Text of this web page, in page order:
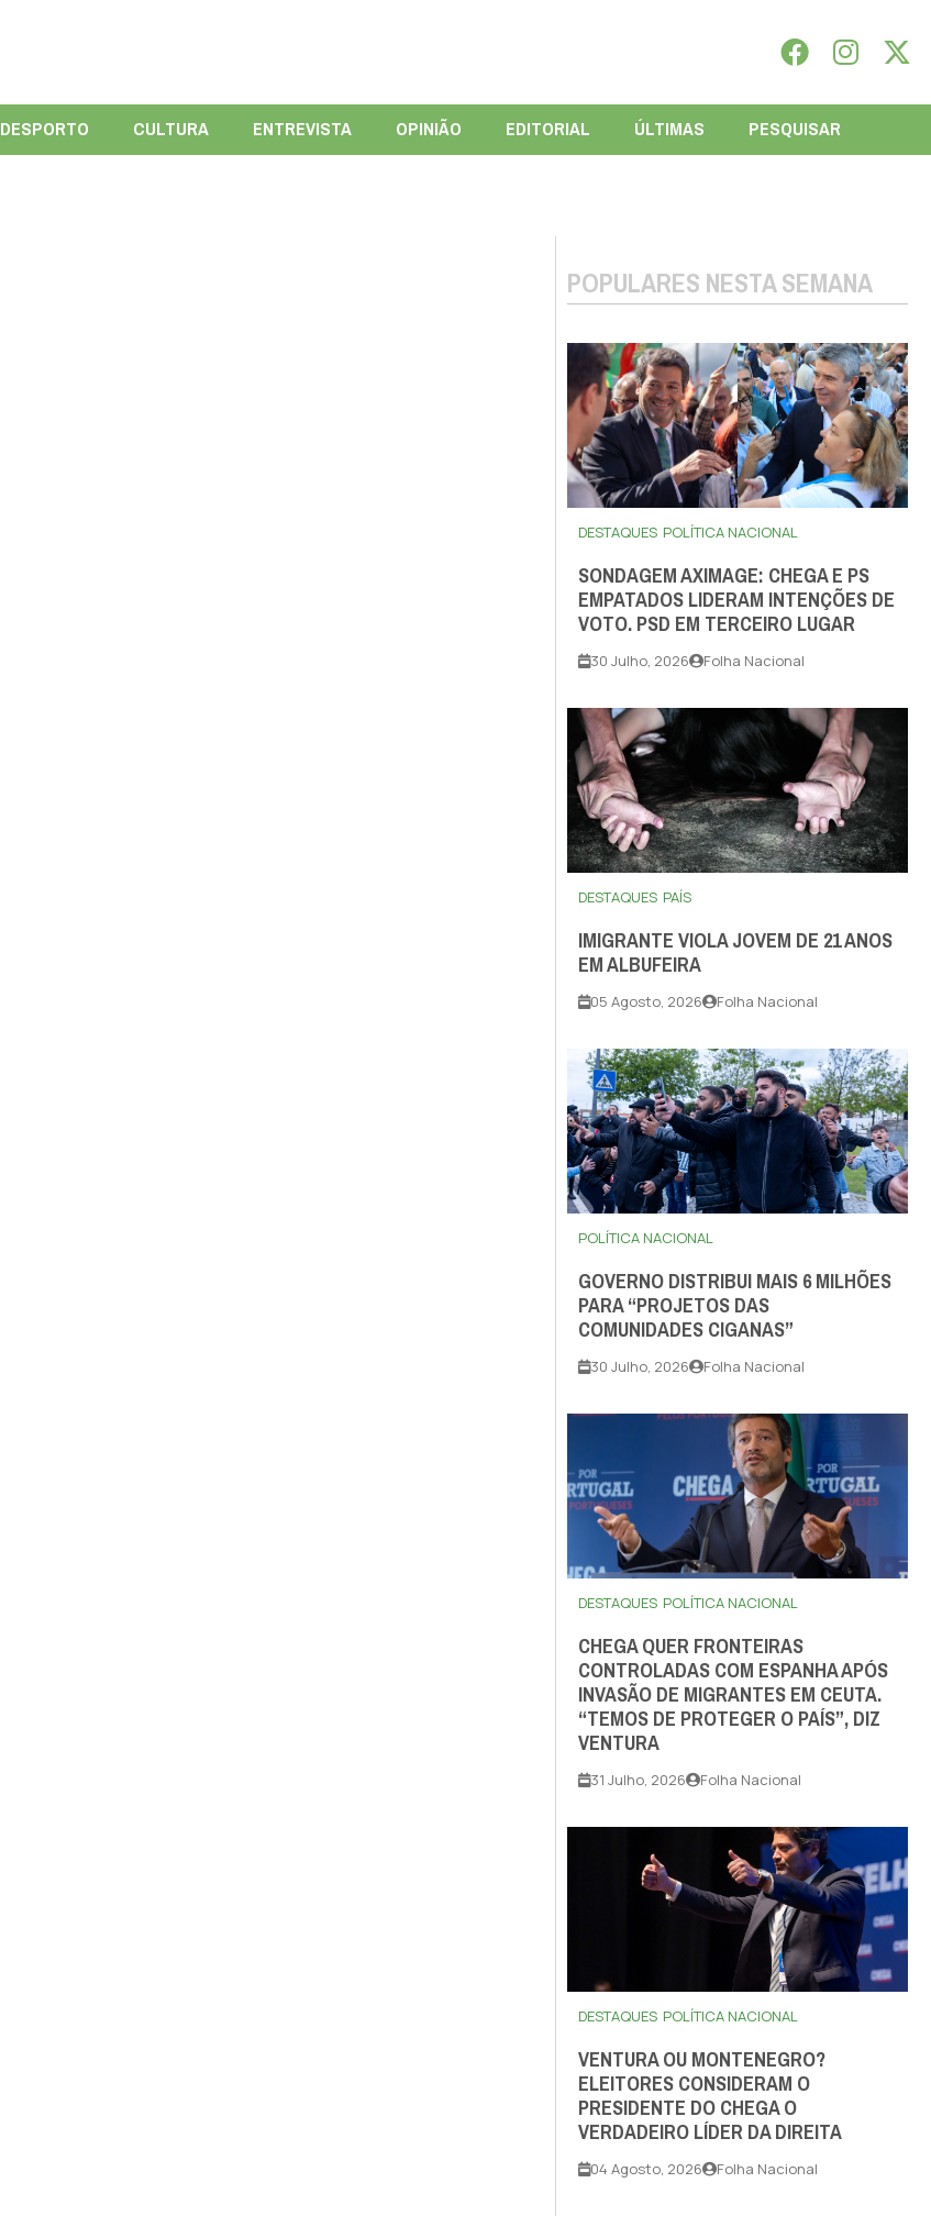
DESPORTO CULTURA ENTREVISTA OPINIÃO EDITORIAL ÚLTIMAS PESQUISAR
POPULARES NESTA SEMANA
DESTAQUES POLÍTICA NACIONAL
SONDAGEM AXIMAGE: CHEGA E PS
EMPATADOS LIDERAM INTENÇÕES DE
VOTO. PSD EM TERCEIRO LUGAR
30 Julho, 2026 Folha Nacional
DESTAQUES PAÍS
IMIGRANTE VIOLA JOVEM DE 21 ANOS
EM ALBUFEIRA
05 Agosto, 2026 Folha Nacional
POLÍTICA NACIONAL
GOVERNO DISTRIBUI MAIS 6 MILHÕES
PARA “PROJETOS DAS
COMUNIDADES CIGANAS”
30 Julho, 2026 Folha Nacional
DESTAQUES POLÍTICA NACIONAL
CHEGA QUER FRONTEIRAS
CONTROLADAS COM ESPANHA APÓS
INVASÃO DE MIGRANTES EM CEUTA.
“TEMOS DE PROTEGER O PAÍS”, DIZ
VENTURA
31 Julho, 2026 Folha Nacional
DESTAQUES POLÍTICA NACIONAL
VENTURA OU MONTENEGRO?
ELEITORES CONSIDERAM O
PRESIDENTE DO CHEGA O
VERDADEIRO LÍDER DA DIREITA
04 Agosto, 2026 Folha Nacional